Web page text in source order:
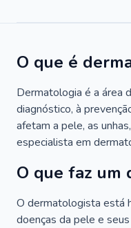
O que é
Dermatologia é a área
diagnóstico, à
afetam a pele, as
especialista em
O que faz um
O dermatologista está
doenças da pele e